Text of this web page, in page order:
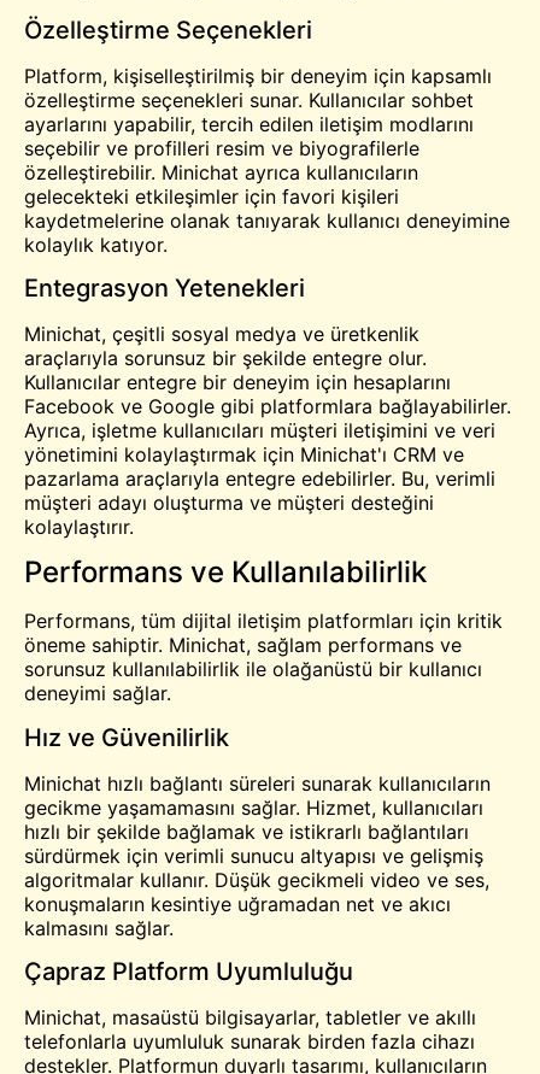
Özelleştirme Seçenekleri
Platform, kişiselleştirilmiş bir deneyim için kapsamlı
özelleştirme seçenekleri sunar. Kullanıcılar sohbet
ayarlarını yapabilir, tercih edilen iletişim modlarını
seçebilir ve profilleri resim ve biyografilerle
özelleştirebilir. Minichat ayrıca kullanıcıların
gelecekteki etkileşimler için favori kişileri
kaydetmelerine olanak tanıyarak kullanıcı deneyimine
kolaylık katıyor.
Entegrasyon Yetenekleri
Minichat, çeşitli sosyal medya ve üretkenlik
araçlarıyla sorunsuz bir şekilde entegre olur.
Kullanıcılar entegre bir deneyim için hesaplarını
Facebook ve Google gibi platformlara bağlayabilirler.
Ayrıca, işletme kullanıcıları müşteri iletişimini ve veri
yönetimini kolaylaştırmak için Minichat'ı CRM ve
pazarlama araçlarıyla entegre edebilirler. Bu, verimli
müşteri adayı oluşturma ve müşteri desteğini
kolaylaştırır.
Performans ve Kullanılabilirlik
Performans, tüm dijital iletişim platformları için kritik
öneme sahiptir. Minichat, sağlam performans ve
sorunsuz kullanılabilirlik ile olağanüstü bir kullanıcı
deneyimi sağlar.
Hız ve Güvenilirlik
Minichat hızlı bağlantı süreleri sunarak kullanıcıların
gecikme yaşamamasını sağlar. Hizmet, kullanıcıları
hızlı bir şekilde bağlamak ve istikrarlı bağlantıları
sürdürmek için verimli sunucu altyapısı ve gelişmiş
algoritmalar kullanır. Düşük gecikmeli video ve ses,
konuşmaların kesintiye uğramadan net ve akıcı
kalmasını sağlar.
Çapraz Platform Uyumluluğu
Minichat, masaüstü bilgisayarlar, tabletler ve akıllı
telefonlarla uyumluluk sunarak birden fazla cihazı
destekler. Platformun duyarlı tasarımı, kullanıcıların